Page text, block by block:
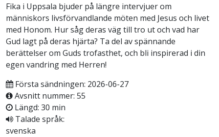
Fika i Uppsala bjuder på längre intervjuer om
människors livsförvandlande möten med Jesus och livet
med Honom. Hur såg deras väg till tro ut och vad har
Gud lagt på deras hjärta? Ta del av spännande
berättelser om Guds trofasthet, och bli inspirerad i din
egen vandring med Herren!
Första sändningen: 2026-06-27
Avsnitt nummer: 55
Längd: 30 min
Talade språk:
svenska